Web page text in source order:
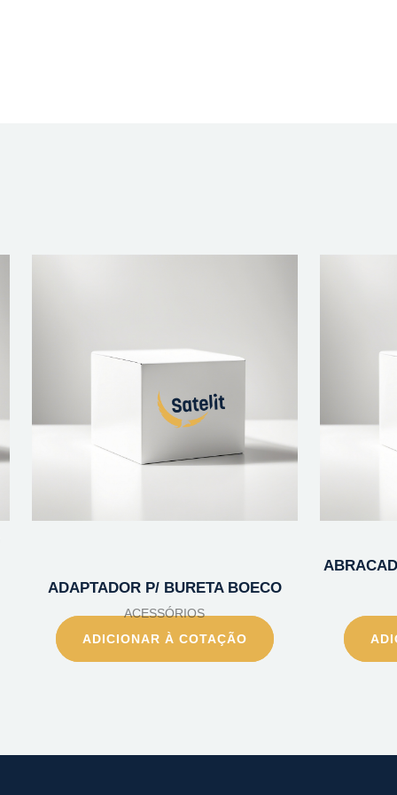
ADAPTADOR P/ BURETA BOECO
ACESSÓRIOS
ADICIONAR À COTAÇÃO